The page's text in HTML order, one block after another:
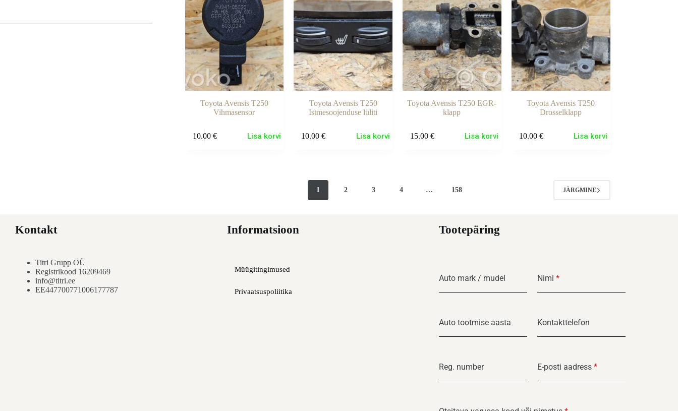
Toyota Avensis T250
Vihmasensor
10.00 € Lisa korvi
Toyota Avensis T250
Istmesoojenduse lüliti
10.00€ Lisa korvi
Toyota Avensis T250 EGR-
klapp
15.00€ Lisa korvi
Toyota Avensis T250
Drosselklapp
10.00 € Lisa korvi
1 2 3 4 … 158 JÄRGMINE
Kontakt
Titri Grupp OÜ
Registrikood 16209469
info@titri.ee
EE447700771006177787
Informatsioon
Müügitingimused
Privaatsuspoliitika
Tootepäring
Auto mark / mudel Nimi *
Auto tootmise aasta Kontakttelefon
Reg. number E-posti aadress *